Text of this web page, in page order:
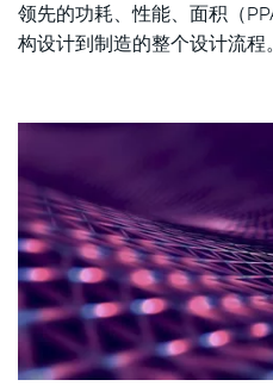
领先的功耗、性能、面积（
构设计到制造的整个设计流程。